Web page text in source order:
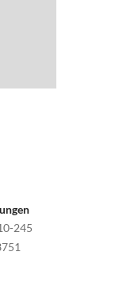
245